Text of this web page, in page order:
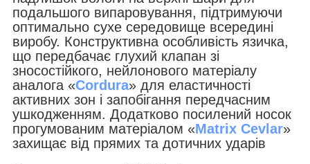
подальшого випаровування, підтримуючи
оптимально сухе середовище всередині
виробу. Конструктивна особливість язичка,
що передбачає глухий клапан зі
зносостійкого, нейлонового матеріалу
аналога «Cordura» для еластичності
активних зон і запобігання передчасним
ушкодженням. Додатково посилений носок
прогумованим матеріалом «Matrix Cevlar»
захищає від прямих та дотичних ударів